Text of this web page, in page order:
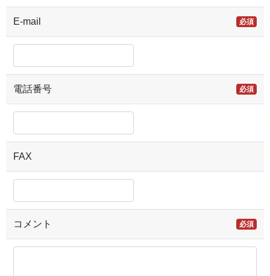
E-mail 必須
電話番号 必須
FAX
コメント 必須